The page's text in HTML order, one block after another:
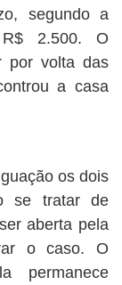
segundo a
R$ 2.500. O
por volta das
a casa
os dois
se tratar de
aberta pela
o caso. O
permanece